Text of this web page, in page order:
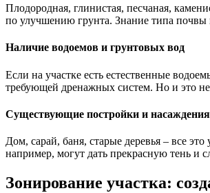
Плодородная, глинистая, песчаная,
по улучшению грунта. Знание типа почвы
Наличие водоемов и грунтовых вод
Если на участке есть естественные
требующей дренажных систем. Но и это
Существующие постройки и насаждения
Дом, сарай, баня, старые деревья – все
например, могут дать прекрасную тень и
Зонирование участка: